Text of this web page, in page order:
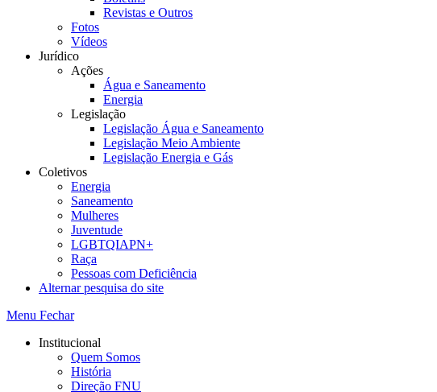
Revistas e Outros
Fotos
Vídeos
Jurídico
Ações
Água e Saneamento
Energia
Legislação
Legislação Água e Saneamento
Legislação Meio Ambiente
Legislação Energia e Gás
Coletivos
Energia
Saneamento
Mulheres
Juventude
LGBTQIAPN+
Raça
Pessoas com Deficiência
Alternar pesquisa do site
Menu Fechar
Institucional
Quem Somos
História
Direção FNU